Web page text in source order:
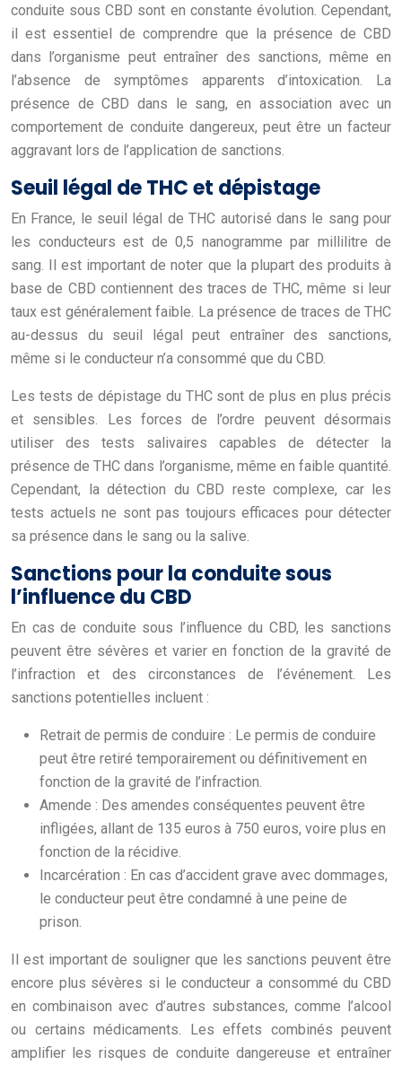
conduite sous CBD sont en constante évolution. Cependant,
il est essentiel de comprendre que la présence de CBD
dans l’organisme peut entraîner des sanctions, même en
l’absence de symptômes apparents d’intoxication. La
présence de CBD dans le sang, en association avec un
comportement de conduite dangereux, peut être un facteur
aggravant lors de l’application de sanctions.
Seuil légal de THC et dépistage
En France, le seuil légal de THC autorisé dans le sang pour
les conducteurs est de 0,5 nanogramme par millilitre de
sang. Il est important de noter que la plupart des produits à
base de CBD contiennent des traces de THC, même si leur
taux est généralement faible. La présence de traces de THC
au-dessus du seuil légal peut entraîner des sanctions,
même si le conducteur n’a consommé que du CBD.
Les tests de dépistage du THC sont de plus en plus précis
et sensibles. Les forces de l’ordre peuvent désormais
utiliser des tests salivaires capables de détecter la
présence de THC dans l’organisme, même en faible quantité.
Cependant, la détection du CBD reste complexe, car les
tests actuels ne sont pas toujours efficaces pour détecter
sa présence dans le sang ou la salive.
Sanctions pour la conduite sous
l’influence du CBD
En cas de conduite sous l’influence du CBD, les sanctions
peuvent être sévères et varier en fonction de la gravité de
l’infraction et des circonstances de l’événement. Les
sanctions potentielles incluent :
Retrait de permis de conduire : Le permis de conduire
peut être retiré temporairement ou définitivement en
fonction de la gravité de l’infraction.
Amende : Des amendes conséquentes peuvent être
infligées, allant de 135 euros à 750 euros, voire plus en
fonction de la récidive.
Incarcération : En cas d’accident grave avec dommages,
le conducteur peut être condamné à une peine de
prison.
Il est important de souligner que les sanctions peuvent être
encore plus sévères si le conducteur a consommé du CBD
en combinaison avec d’autres substances, comme l’alcool
ou certains médicaments. Les effets combinés peuvent
amplifier les risques de conduite dangereuse et entraîner